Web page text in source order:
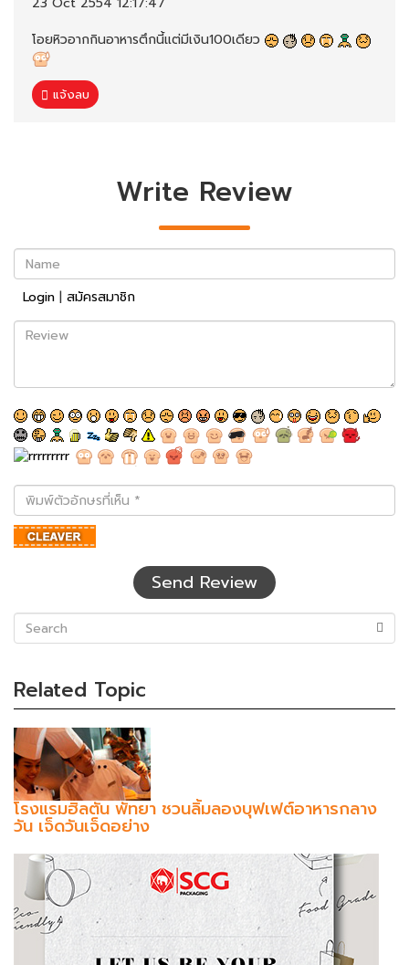
โอยหิวอากกินอาหารตึกนี้แต่มีเงิน100เดียว
แจ้งลบ
Write Review
Name
Login | สมัครสมาชิก
Review
พิมพ์
ตัว
อักษร
ที่
Send Review
Related Topic
โรงแรมฮิลตัน พัทยา ชวนลิ้มลองบุฟเฟต์อาหารกลาง
วัน เจ็ดวันเจ็ดอย่าง